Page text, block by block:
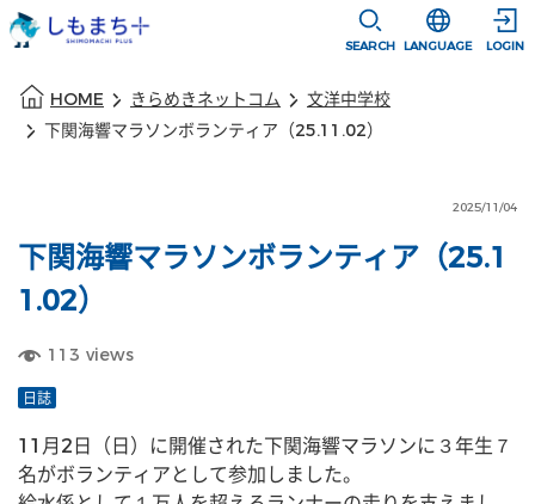
SEARCH
選択すると言
LANGUAGE LOGIN
HOME きらめきネットコム
文洋中学校
下関海響マラソンボランティア（25.11.02）
2025/11/04
下関海響マラソンボランティア（25.1
1.02）
113 views
日誌
11月2日（日）に開催された下関海響マラソンに３年生７
名がボランティアとして参加しました。